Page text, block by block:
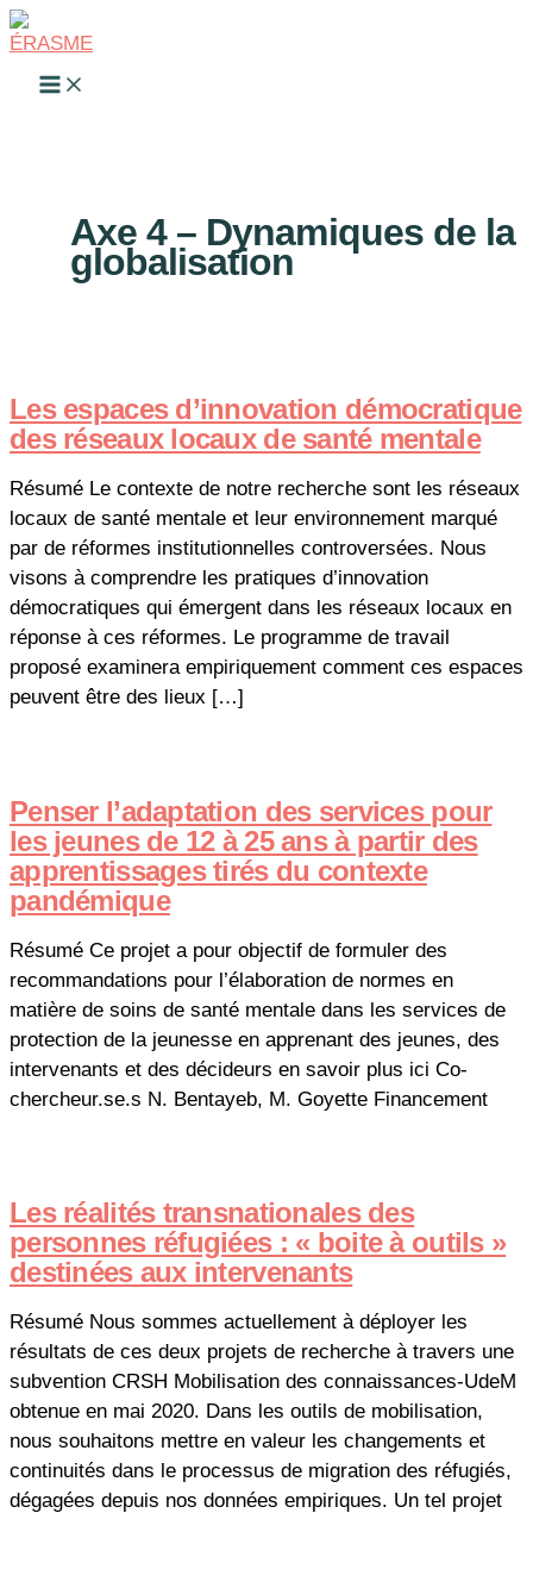
Aller
au
contenu
Main
Menu
Axe 4 – Dynamiques de la
globalisation
Les espaces d’innovation démocratique
des réseaux locaux de santé mentale
Résumé Le contexte de notre recherche sont les réseaux
locaux de santé mentale et leur environnement marqué
par de réformes institutionnelles controversées. Nous
visons à comprendre les pratiques d’innovation
démocratiques qui émergent dans les réseaux locaux en
réponse à ces réformes. Le programme de travail
proposé examinera empiriquement comment ces espaces
peuvent être des lieux […]
Penser l’adaptation des services pour
les jeunes de 12 à 25 ans à partir des
apprentissages tirés du contexte
pandémique
Résumé Ce projet a pour objectif de formuler des
recommandations pour l’élaboration de normes en
matière de soins de santé mentale dans les services de
protection de la jeunesse en apprenant des jeunes, des
intervenants et des décideurs en savoir plus ici Co-
chercheur.se.s N. Bentayeb, M. Goyette Financement
Les réalités transnationales des
personnes réfugiées : « boite à outils »
destinées aux intervenants
Résumé Nous sommes actuellement à déployer les
résultats de ces deux projets de recherche à travers une
subvention CRSH Mobilisation des connaissances-UdeM
obtenue en mai 2020. Dans les outils de mobilisation,
nous souhaitons mettre en valeur les changements et
continuités dans le processus de migration des réfugiés,
dégagées depuis nos données empiriques. Un tel projet